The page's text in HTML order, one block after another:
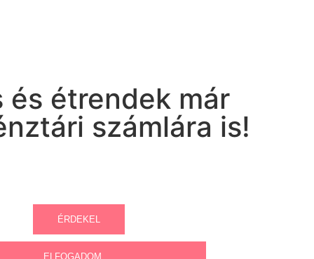
és étrendek már
számlára is!
ÉRDEKEL
ELFOGADOM